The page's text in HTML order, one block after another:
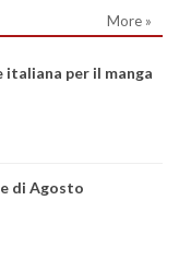
More »
per il manga
di Agosto